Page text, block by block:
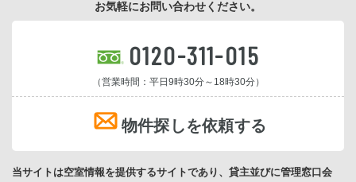
お気軽にお問い合わせください。
0120-311-015
（営業時間：平日9時30分～18時30分）
物件探しを依頼する
当サイトは空室情報を提供するサイトであり、貸主並びに管理窓口会